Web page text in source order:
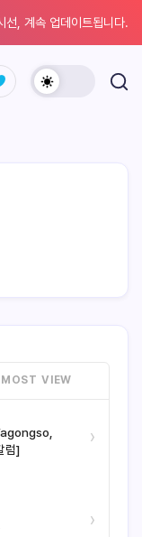
선, 계속 업데이트됩니다.
MOST VIEW
럼]
›
›